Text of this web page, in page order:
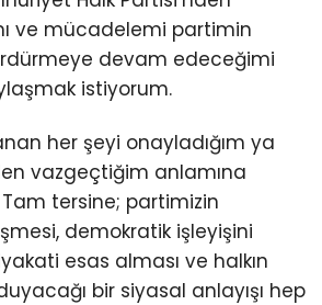
ve mücadelemi partimin
devam edeceğimi
istiyorum.
her şeyi onayladığım ya
vazgeçtiğim anlamına
tersine; partimizin
demokratik işleyişini
esas alması ve halkın
bir siyasal anlayışı hep